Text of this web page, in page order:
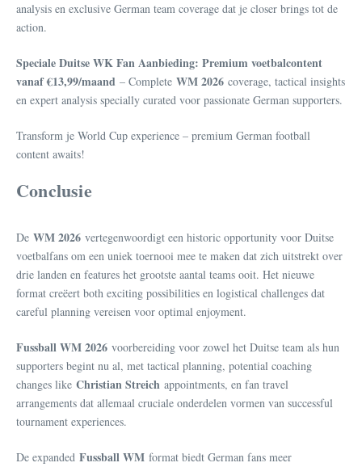
analysis en exclusive German team coverage dat je closer brings tot de
action.
Speciale Duitse WK Fan Aanbieding: Premium voetbalcontent
vanaf €13,99/maand – Complete WM 2026 coverage, tactical insights
en expert analysis specially curated voor passionate German supporters.
Transform je World Cup experience – premium German football
content awaits!
Conclusie
De WM 2026 vertegenwoordigt een historic opportunity voor Duitse
voetbalfans om een uniek toernooi mee te maken dat zich uitstrekt over
drie landen en features het grootste aantal teams ooit. Het nieuwe
format creëert both exciting possibilities en logistical challenges dat
careful planning vereisen voor optimal enjoyment.
Fussball WM 2026 voorbereiding voor zowel het Duitse team als hun
supporters begint nu al, met tactical planning, potential coaching
changes like Christian Streich appointments, en fan travel
arrangements dat allemaal cruciale onderdelen vormen van successful
tournament experiences.
De expanded Fussball WM format biedt German fans meer